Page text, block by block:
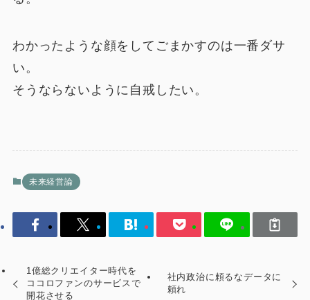
わかったような顔をしてごまかすのは一番ダサ
い。
そうならないように自戒したい。
未来経営論
1億総クリエイター時代を
ココロファンのサービスで
開花させる
社内政治に頼るなデータに
頼れ